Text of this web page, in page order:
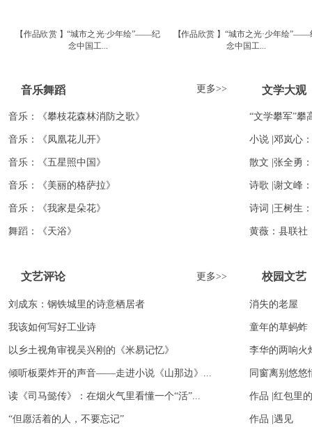
【作品欣赏 】“城市之光·少年绘”——纪
念中国工...
【作品欣赏 】“城市之光·少年绘”——纪
念中国工...
音乐舞蹈 更多>>
音乐：《攀枝花森林消防之歌》
音乐：《凤凰花儿开》
音乐：《五星照中国》
音乐：《美丽的格萨拉》
音乐：《我家是朵花》
舞蹈：《天浴》
文学大观
“文学攀军”攀
小说 |邓岚心
散文 |张全勇
诗歌 |谢文峰
诗词 |王树生
黄薇：县联社
文艺评论 更多>>
刘成东：钢铁城里的诗意栖居者
我该如何写好工业诗
以乡土视角审视吴兴刚的《米易记忆》
倾听板栗炸开的声音——走进小说《山那边》...
读《司马懿传》：在烟火气里看懂一个“活”...
“但愿活着的人，不要忘记”
校园文艺
消失的老屋
童年的草蚂蚱
李华的两响火
同窗离别悠悠
作品 |红包里
作品 |遇见